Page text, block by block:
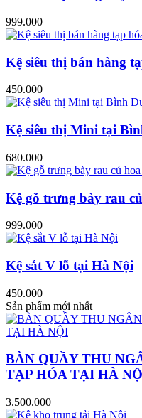
999.000
Kệ siêu thị bán hàng
450.000
Kệ siêu thị Mini tại
680.000
Kệ gỗ trưng bày rau
999.000
Kệ sắt V lỗ tại Hà Nội
450.000
Sản phẩm mới nhất
BÀN QUẦY THU
TẠP HÓA TẠI HÀ
3.500.000